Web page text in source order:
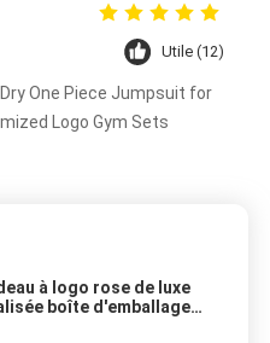
Utile (12)
One Piece Jumpsuit for
Logo Gym Sets
à logo rose de luxe
boîte d'emballage